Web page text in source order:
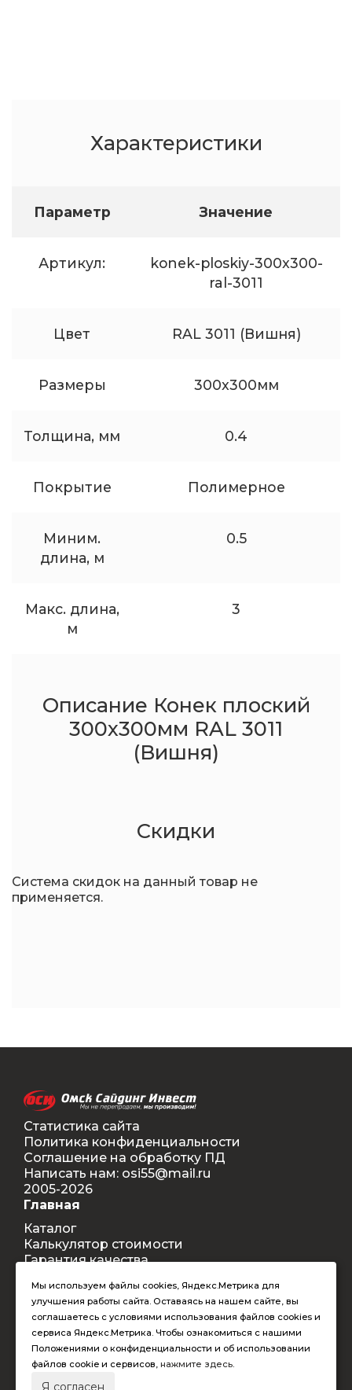
Характеристики
Параметр Значение
Артикул:
konek-ploskiy-300x300-
ral-3011
Цвет RAL 3011 (Вишня)
Размеры 300x300мм
Толщина, мм 0.4
Покрытие Полимерное
Миним.
длина, м
0.5
Макс. длина,
м
3
Описание Конек плоский
300x300мм RAL 3011
(Вишня)
Скидки
Система скидок на данный товар не
применяется.
Статистика сайта
Политика конфиденциальности
Соглашение на обработку ПД
Написать нам: osi55@mail.ru
2005-2026
Главная
Каталог
Калькулятор стоимости
Гарантия качества
Контакты
Покупателям
Способы оплаты
Условия оформления заказа
Таблица допустимых размеров
Мы используем файлы cookies, Яндекс.Метрика для
улучшения работы сайта. Оставаясь на нашем сайте, вы
соглашаетесь с условиями использования файлов cookies и
сервиса Яндекс.Метрика. Чтобы ознакомиться с нашими
Положениями о конфиденциальности и об использовании
файлов cookie и сервисов, нажмите здесь.
Я согласен